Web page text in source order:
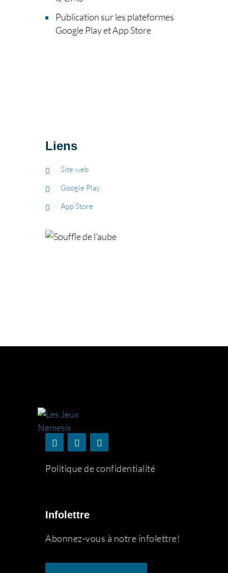
Publication sur les plateformes
Google Play et App Store
Liens
Site web
Google Play
App Store
Politique de confidentialité
Infolettre
Abonnez-vous à notre infolettre!